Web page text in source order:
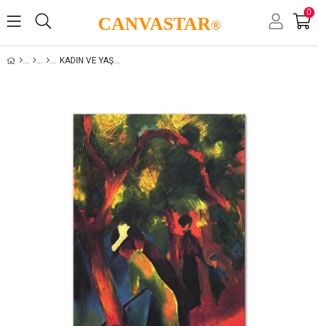
CANVASTAR®
0
KADIN VE YAŞAM